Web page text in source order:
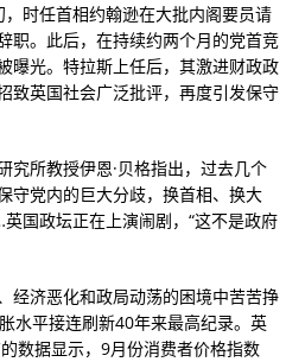
时任首相约翰逊在大批内阁要员请
职。此后，在持续约两个月的党首竞
曝光。特拉斯上任后，其激进财政政
致英国社会广泛批评，再度引发保守
究所教授伊恩·贝格指出，过去几个
守党内的巨大分歧，换首相、换大
国政坛正在上演闹剧，“这不是政府
经济恶化和政局动荡的困境中苦苦挣
水平接连刷新40年来最高纪录。英
数据显示，9月份消费者价格指数